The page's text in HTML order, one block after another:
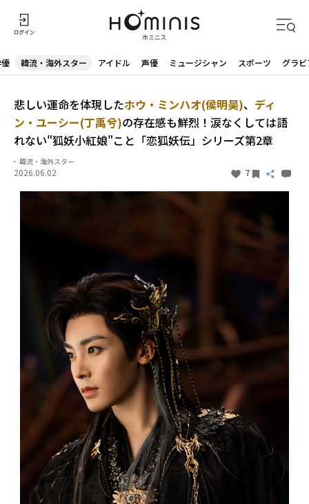
韓流・海外スター アイドル 声優 ミュージシャン スポーツ グラビ
悲しい運命を体現したホウ・ミンハオ(侯明昊)、 ディ
ン・ユーシー(丁禹兮)の存在感も鮮烈！涙なくしては語
れない"狐妖小紅娘"こと「恋狐妖伝」シリーズ第2章
韓流・海外スター
2026.06.02 7